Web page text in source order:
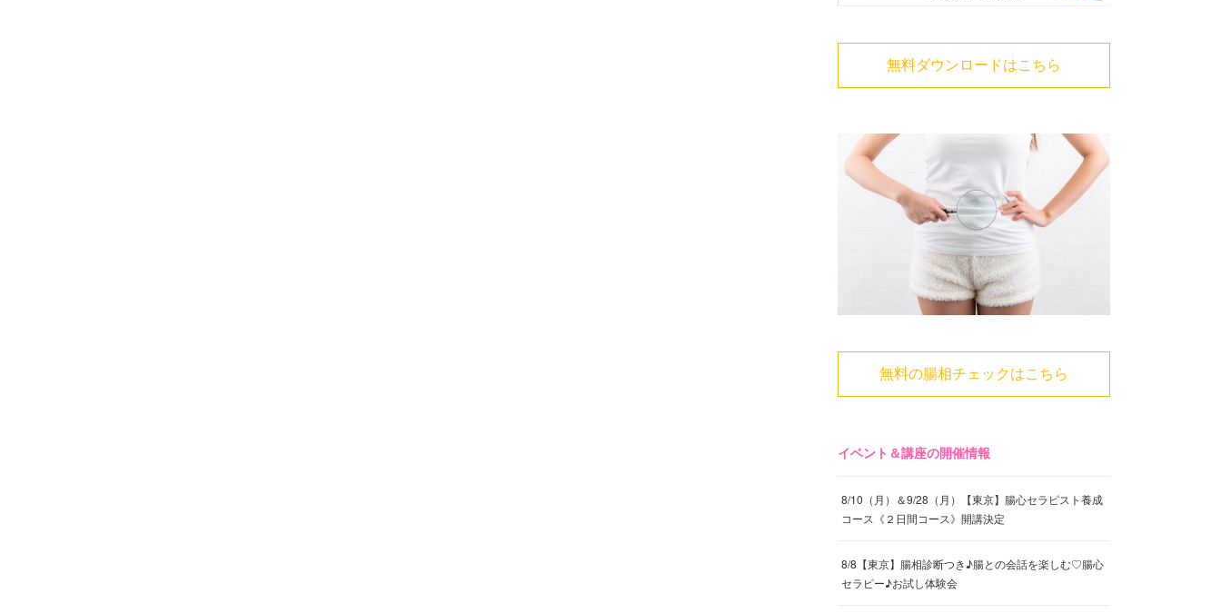
無料ダウンロードはこちら
無料の腸相チェックはこちら
イベント＆講座の開催情報
8/10（月）＆9/28（月）【東京】腸心セラピスト養成
コース《２日間コース》開講決定
8/8【東京】腸相診断つき♪腸との会話を楽しむ♡腸心
セラピー♪お試し体験会